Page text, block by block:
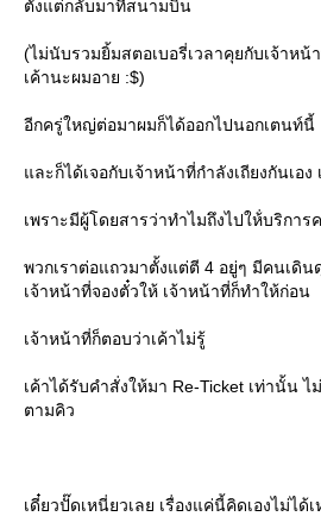
ตั้งแต่กลับมาที่สนามบิน
(ไม่นับรวมยิ้มสตอเบอรี่เวลาคุยกับเจ้าหน้
เค้านะผมอาย :$)
อีกครู่ใหญ่ต่อมาผมก็ได้ออกไปนอกเตนท์นี้
ละก็ได้เจอกับเจ้าหน้าที่กำลังเถียงกันเอง
เพราะมีผู้โดยสารว่าทำไมถึงไปให้่บริการ
พวกเราต่อแถวมาตั้งแต่ตี 4 อยู่ๆ มีคนเดิ
เจ้าหน้าที่จองตั๋วให้ เจ้าหน้าที่ก็ทำให้ก่อน
เจ้าหน้าที่ก็ตอบว่าเค้าไม่รู้
เค้าได้รับคำสั่งให้มา Re-Ticket เท่านั้น
ตามคิว
เดี๋ยวปั๊ดเหนี่ยวเลย เรื่องแค่นี้คิดเองไม่ได้